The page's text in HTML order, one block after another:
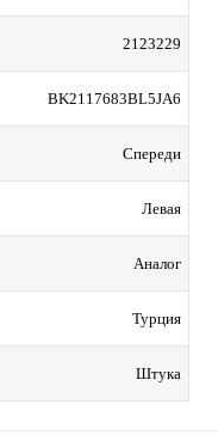
2123229
BK2117683BL5JA6
Спереди
Левая
Аналог
Турция
Штука